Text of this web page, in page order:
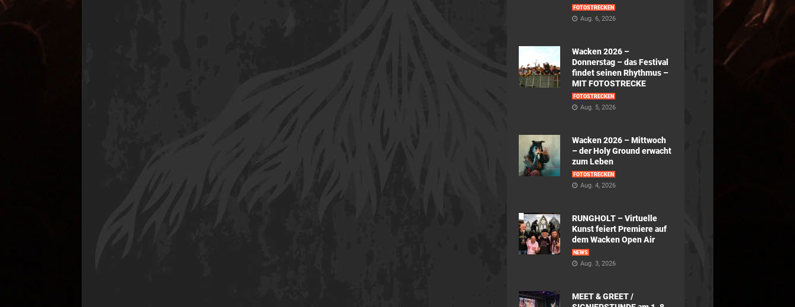
FOTOSTRECKEN
Aug. 6, 2026
Wacken 2026 –
Donnerstag – das Festival
findet seinen Rhythmus –
MIT FOTOSTRECKE
FOTOSTRECKEN
Aug. 5, 2026
Wacken 2026 – Mittwoch
– der Holy Ground erwacht
zum Leben
FOTOSTRECKEN
Aug. 4, 2026
RUNGHOLT – Virtuelle
Kunst feiert Premiere auf
dem Wacken Open Air
NEWS
Aug. 3, 2026
MEET & GREET /